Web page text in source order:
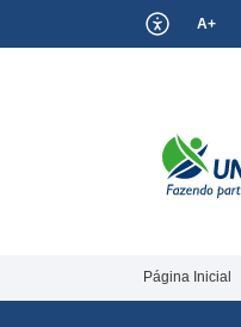
A+
Página Inicial